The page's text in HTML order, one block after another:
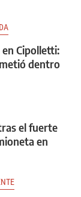
Cipolletti:
dentro
el fuerte
en